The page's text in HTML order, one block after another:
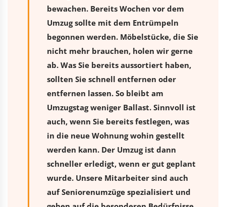
bewachen. Bereits Wochen vor dem
Umzug sollte mit dem Entrümpeln
begonnen werden. Möbelstücke, die Sie
nicht mehr brauchen, holen wir gerne
ab. Was Sie bereits aussortiert haben,
sollten Sie schnell entfernen oder
entfernen lassen. So bleibt am
Umzugstag weniger Ballast. Sinnvoll ist
auch, wenn Sie bereits festlegen, was
in die neue Wohnung wohin gestellt
werden kann. Der Umzug ist dann
schneller erledigt, wenn er gut geplant
wurde. Unsere Mitarbeiter sind auch
auf Seniorenumzüge spezialisiert und